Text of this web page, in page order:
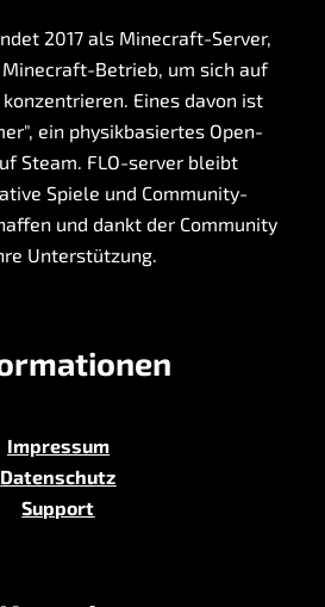
2017 als Minecraft-Server,
Minecraft-Betrieb, um sich auf
Eines davon ist
ein physikbasiertes Open-
Steam. FLO-server bleibt
Spiele und Community-
und dankt der Community
Unterstützung.
Impressum
Datenschutz
Support